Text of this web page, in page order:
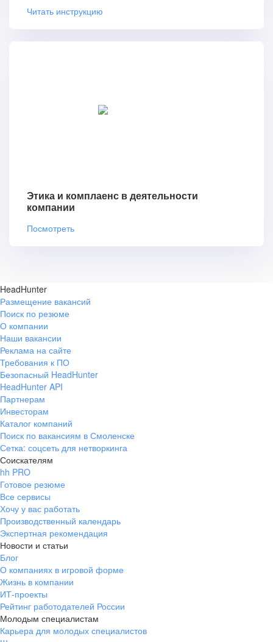
Читать инструкцию
Этика и комплаенс в деятельности
компании
Посмотреть
HeadHunter
Размещение вакансий
Поиск по резюме
О компании
Наши вакансии
Реклама на сайте
Требования к ПО
Безопасный HeadHunter
HeadHunter API
Партнерам
Инвесторам
Каталог компаний
Поиск по вакансиям в Смоленске
Сетка: соцсеть для нетворкинга
Соискателям
hh PRO
Готовое резюме
Все сервисы
Хочу у вас работать
Производственный календарь
Экспертная рекомендация
Новости и статьи
Блог
О компаниях в игровой форме
Жизнь в компании
ИТ-проекты
Рейтинг работодателей России
Молодым специалистам
Карьера для молодых специалистов